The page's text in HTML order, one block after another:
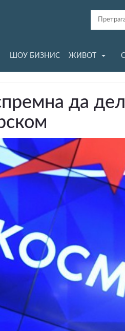
ШОУ БИЗНИС ЖИВОТ
да